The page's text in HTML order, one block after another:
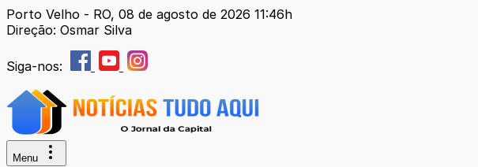
Porto Velho - RO, 08 de agosto de 2026 11:46h
Direção: Osmar Silva
Siga-nos:
Menu